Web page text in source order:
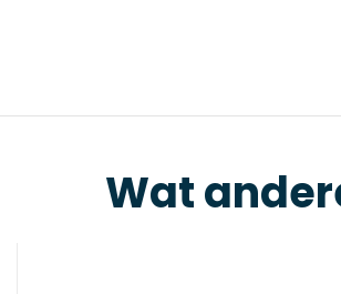
Wat